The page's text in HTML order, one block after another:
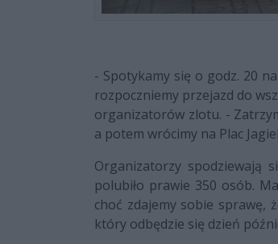
- Spotykamy się o godz. 20
rozpoczniemy przejazd do
organizatorów zlotu. -
a potem wrócimy na Plac
Organizatorzy spodziewają
polubiło prawie 350 osób.
choć zdajemy sobie sprawę,
który odbędzie się dzień